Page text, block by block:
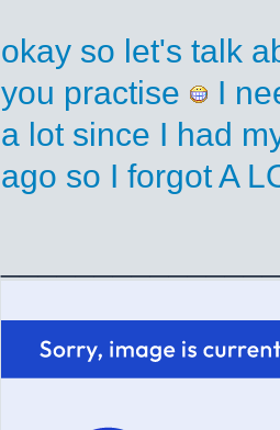
okay so let's talk
you practise
I
a lot since I had
ago so I forgot A